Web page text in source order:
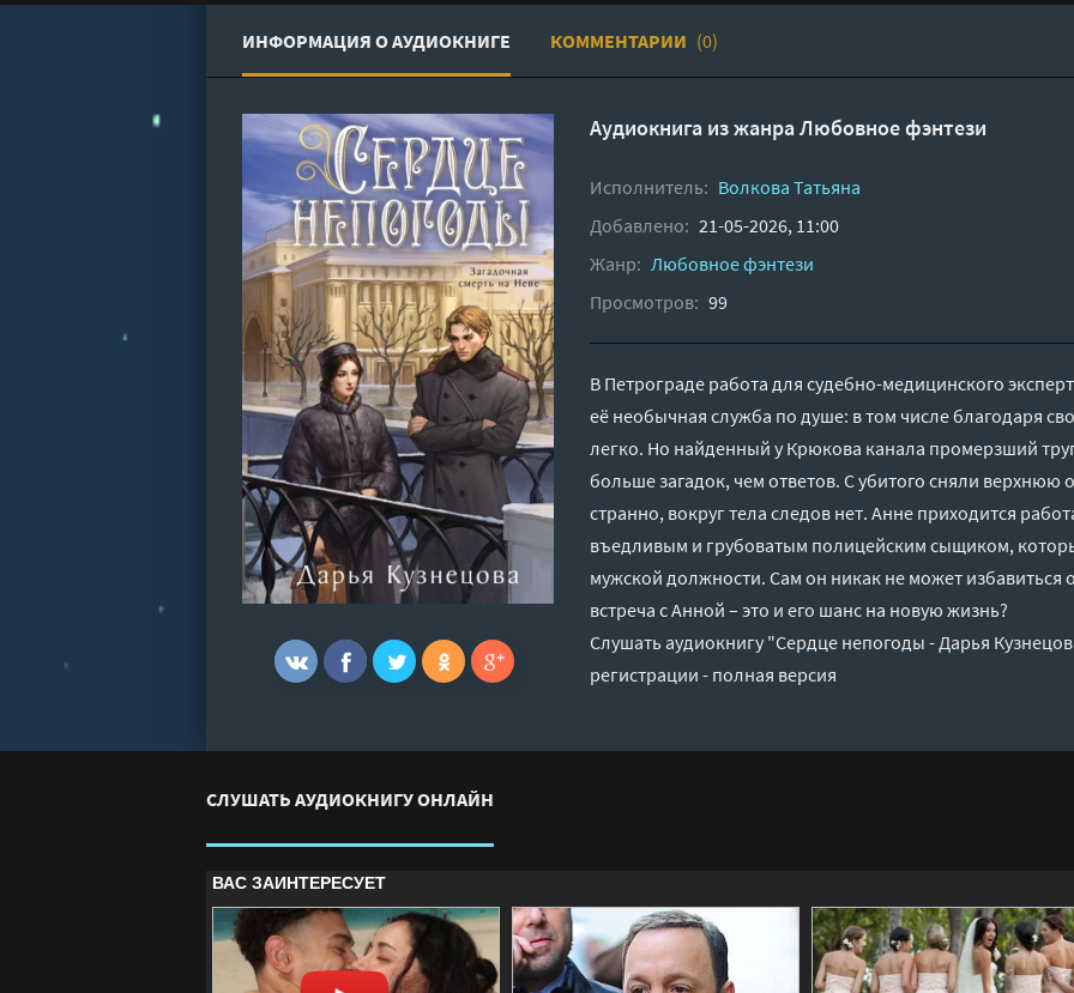
ИНФОРМАЦИЯ О АУДИОКНИГЕ КОММЕНТАРИИ (0)
Аудиокнига из жанраЛюбовное фэнтези
Исполнитель: Волкова Татьяна
Добавлено: 21-05-2026, 11:00
Жанр: Любовное фэнтези
Просмотров: 99
В Петрограде работа для судебно-медицинского
её необычная служба по душе: в том числе благодаря
легко. Но найденный у Крюкова канала промерзший
больше загадок, чем ответов. С убитого сняли
странно, вокруг тела следов нет. Анне приходится
въедливым и грубоватым полицейским сыщиком,
мужской должности. Сам он никак не может избавиться
встреча с Анной – это и его шанс на новую жизнь?
Слушать аудиокнигу "Сердце непогоды - Дарья
регистрации - полная версия
СЛУШАТЬ АУДИОКНИГУ ОНЛАЙН